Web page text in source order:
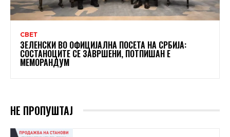
СВЕТ
ЗЕЛЕНСКИ ВО ОФИЦИЈАЛНА ПОСЕТА НА СРБИЈА:
СОСТАНОЦИТЕ СЕ ЗАВРШЕНИ, ПОТПИШАН Е
МЕМОРАНДУМ
НЕ ПРОПУШТАЈ